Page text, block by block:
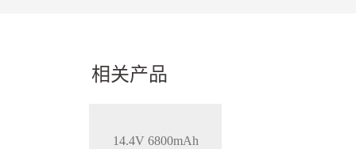
相关产品
14.4V 6800mAh